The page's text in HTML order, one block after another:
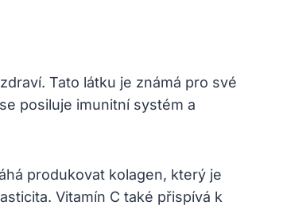
Tato látku je známá pro své
posiluje imunitní systém a
produkovat kolagen, který je
Vitamín C také přispívá k